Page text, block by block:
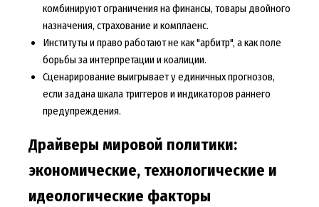
комбинируют ограничения на финансы, товары двойного
назначения, страхование и комплаенс.
Институты и право работают не как "арбитр", а как поле
борьбы за интерпретации и коалиции.
Сценарирование выигрывает у единичных прогнозов,
если задана шкала триггеров и индикаторов раннего
предупреждения.
Драйверы мировой политики:
экономические, технологические и
идеологические факторы